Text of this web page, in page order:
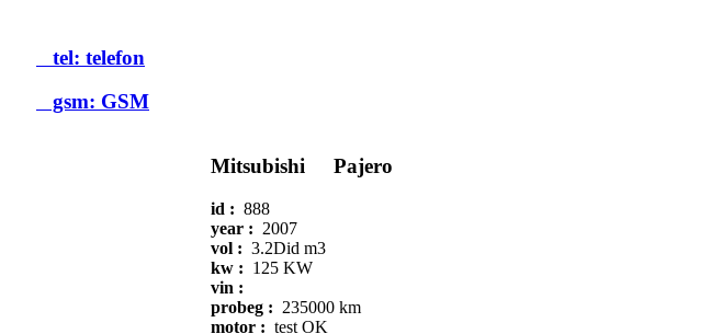
tel: telefon
gsm: GSM
Mitsubishi Pajero
id : 888
year : 2007
vol : 3.2Did m3
kw : 125 KW
vin :
probeg : 235000 km
motor : test OK